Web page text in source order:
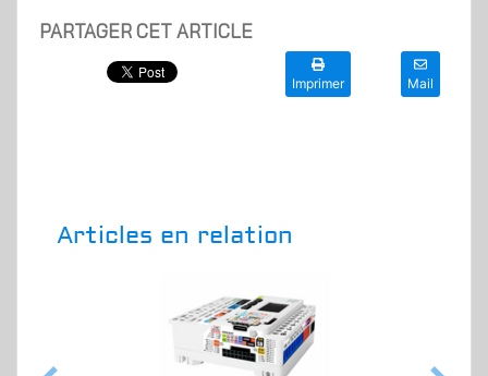
PARTAGER CET ARTICLE
Imprimer Mail
Articles en relation